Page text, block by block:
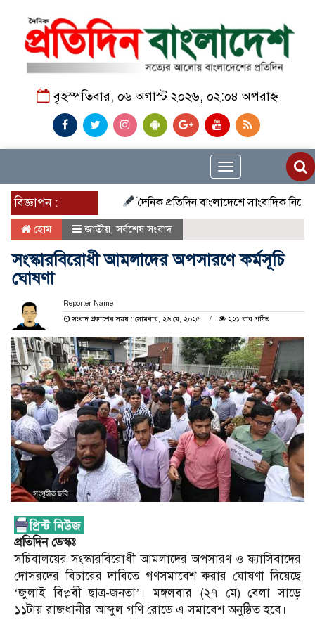
বৃহস্পতিবার, ০৬ অগাস্ট ২০২৬, ০২:০৪ অপরাহ্ন
Toggle
navigation
বিজ্ঞাপন :
দৈনিক প্রতিদিন বাংলাদেশে সাংবাদিক নিয়োগ
হোম জাতীয়,সর্বশেষ সংবাদ
সংস্কারবিরোধী আমলাদের অপসারণে কর্মসূচি
ঘোষণা
Reporter Name
সংবাদ প্রকাশের সময় : সোমবার, ২৬ মে, ২০২৫
২২১ বার পঠিত
প্রতিদিন ডেস্কঃ
সচিবালয়ের সংস্কারবিরোধী আমলাদের অপসারণ ও ফ্যাসিবাদের
দোসরদের বিচারের দাবিতে গণসমাবেশ করার ঘোষণা দিয়েছে
‘জুলাই বিপ্লবী ছাত্র-জনতা’। মঙ্গলবার (২৭ মে) বেলা সাড়ে
১১টায় রাজধানীর আব্দুল গণি রোডে এ সমাবেশ অনুষ্ঠিত হবে।